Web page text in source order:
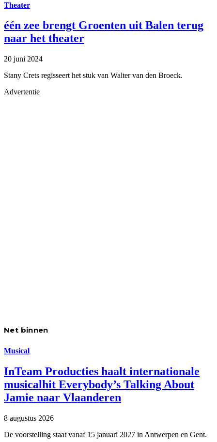
Theater
één zee brengt Groenten uit Balen terug
naar het theater
20 juni 2024
Stany Crets regisseert het stuk van Walter van den Broeck.
Advertentie
Net binnen
Musical
InTeam Producties haalt internationale
musicalhit Everybody’s Talking About
Jamie naar Vlaanderen
8 augustus 2026
De voorstelling staat vanaf 15 januari 2027 in Antwerpen en Gent.